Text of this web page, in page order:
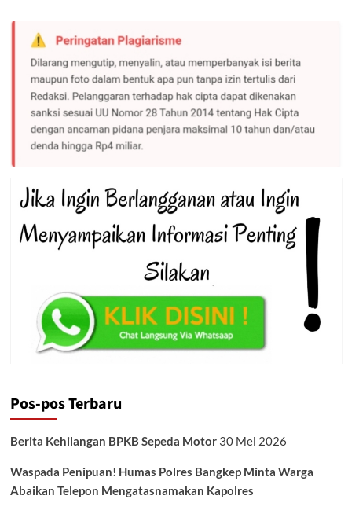
Pos-pos Terbaru
Berita Kehilangan BPKB Sepeda Motor 30 Mei 2026
Waspada Penipuan! Humas Polres Bangkep Minta Warga
Abaikan Telepon Mengatasnamakan Kapolres